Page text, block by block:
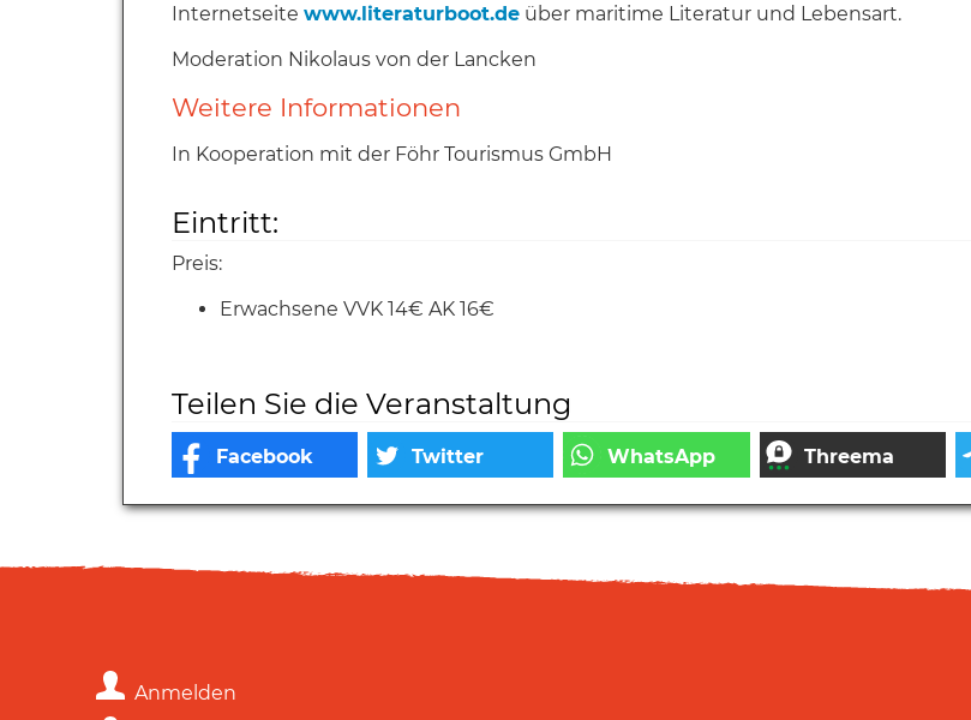
Internetseite www.literaturboot.de über maritime Literatur und Lebensart.
Moderation Nikolaus von der Lancken
Weitere Informationen
In Kooperation mit der Föhr Tourismus GmbH
Eintritt:
Preis:
Erwachsene VVK 14€ AK 16€
Teilen Sie die Veranstaltung
Anmelden